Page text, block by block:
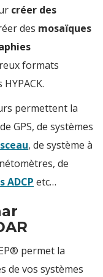
créer des
des mosaïques
formats
permettent la
GPS, de systèmes
, de système à
de
ADCP etc…
permet la
de vos systèmes